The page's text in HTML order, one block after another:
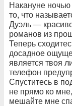
Накануне
то, что
Дуэль —
романов из
Теперь
досадное
является твоя
телефон
Спуститесь в
не прямо ко
мешайте мне